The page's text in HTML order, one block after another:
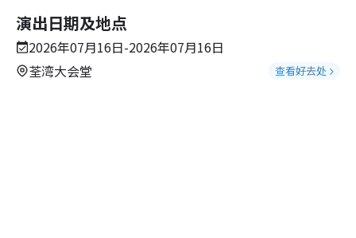
演出日期及地点
2026年07月16日-2026年07月16日
荃湾大会堂
查看好去处